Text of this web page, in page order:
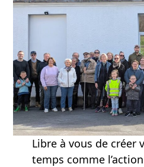
Libre à vous de créer
temps comme